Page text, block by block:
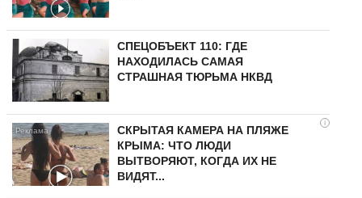
СПЕЦОБЪЕКТ 110: ГДЕ
НАХОДИЛАСЬ САМАЯ
СТРАШНАЯ ТЮРЬМА НКВД
i
СКРЫТАЯ КАМЕРА НА ПЛЯЖЕ
КРЫМА: ЧТО ЛЮДИ
ВЫТВОРЯЮТ, КОГДА ИХ НЕ
ВИДЯТ...